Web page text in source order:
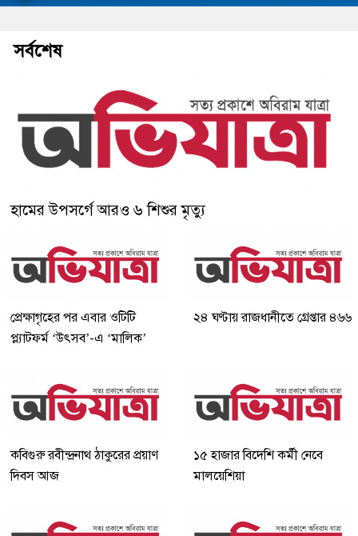
সর্বশেষ
হামের উপসর্গে আরও ৬ শিশুর মৃত্যু
প্রেক্ষাগৃহের পর এবার ওটিটি
প্ল্যাটফর্ম ‘উৎসব’-এ ‘মালিক’
২৪ ঘণ্টায় রাজধানীতে গ্রেপ্তার ৪৬৬
কবিগুরু রবীন্দ্রনাথ ঠাকুরের প্রয়াণ
দিবস আজ
১৫ হাজার বিদেশি কর্মী নেবে
মালয়েশিয়া